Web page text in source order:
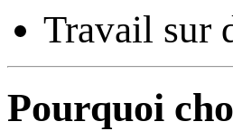
Travail sur
Pourquoi